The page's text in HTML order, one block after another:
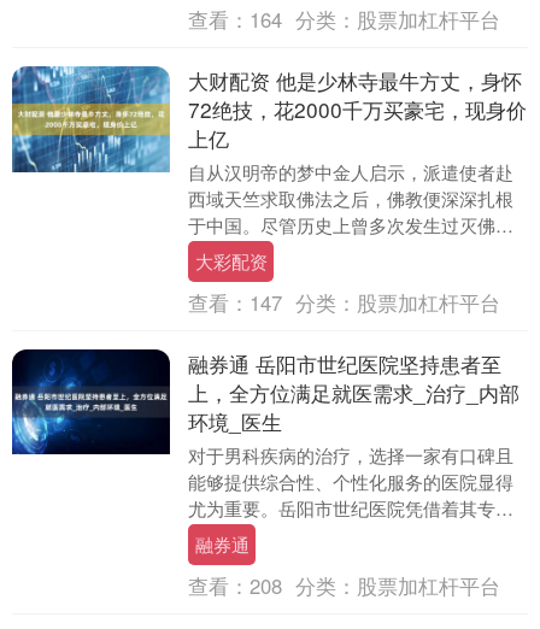
查看： 164 分类： 股票加杠杆平台
大财配资 他是少林寺最牛方丈，身怀
72绝技，花2000千万买豪宅，现身价
上亿
自从汉明帝的梦中金人启示，派遣使者赴
西域天竺求取佛法之后，佛教便深深扎根
于中国。尽管历史上曾多次发生过灭佛的
事件，佛教在中国的影响力依然举足轻
重，历经千年不衰，....
大彩配资
查看： 147 分类： 股票加杠杆平台
融券通 岳阳市世纪医院坚持患者至
上，全方位满足就医需求_治疗_内部
环境_医生
对于男科疾病的治疗，选择一家有口碑且
能够提供综合性、个性化服务的医院显得
尤为重要。岳阳市世纪医院凭借着其专业
的医疗团队和正规的治疗理念，成为了许
多男性患者的优选....
融券通
查看： 208 分类： 股票加杠杆平台